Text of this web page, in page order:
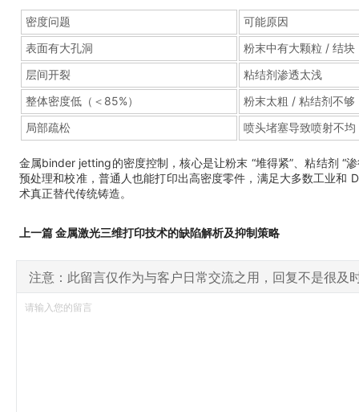
密度问题
可能原因
表面有大孔洞
粉末中有大颗粒 / 结块
层间开裂
粘结剂渗透太浅
整体密度低（＜85%）
粉末太粗 / 粘结剂不够
局部疏松
喷头堵塞导致喷射不均
金属binder jetting的密度控制，核心是让粉末 “堆得紧”、粘结剂 “
预处理和校准，普通人也能打印出高密度零件，满足大多数工业和
术真正替代传统铸造。
上一篇 金属激光三维打印技术的缺陷解析及抑制策略
注意：此留言仅作为与客户日常交流之用，回复不是很及